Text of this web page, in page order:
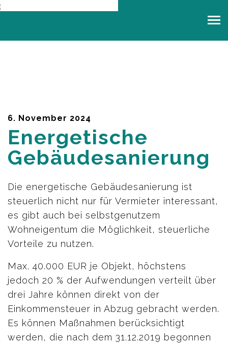
6. November 2024
Energetische
Gebäudesanierung
Die energetische Gebäudesanierung ist
steuerlich nicht nur für Vermieter interessant,
es gibt auch bei selbstgenutzem
Wohneigentum die Möglichkeit, steuerliche
Vorteile zu nutzen.
Max. 40.000 EUR je Objekt, höchstens
jedoch 20 % der Aufwendungen verteilt über
drei Jahre können direkt von der
Einkommensteuer in Abzug gebracht werden.
Es können Maßnahmen berücksichtigt
werden, die nach dem 31.12.2019 begonnen